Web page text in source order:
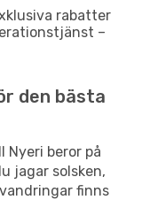
rabatter
–
den bästa
beror på
jagar solsken,
finns